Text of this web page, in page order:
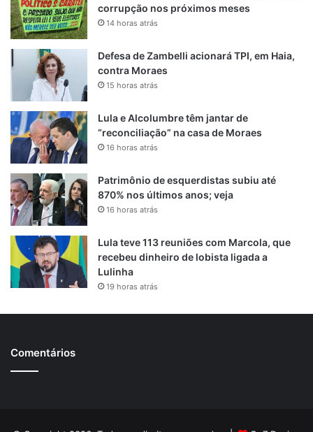
corrupção nos próximos meses
14 horas atrás
Defesa de Zambelli acionará TPI, em Haia,
contra Moraes
15 horas atrás
Lula e Alcolumbre têm jantar de
“reconciliação” na casa de Moraes
16 horas atrás
Patrimônio de esquerdistas subiu até
870% nos últimos anos; veja
16 horas atrás
Lula teve 113 reuniões com Marcola, que
recebeu dinheiro de lobista ligada a
Lulinha
19 horas atrás
Comentários